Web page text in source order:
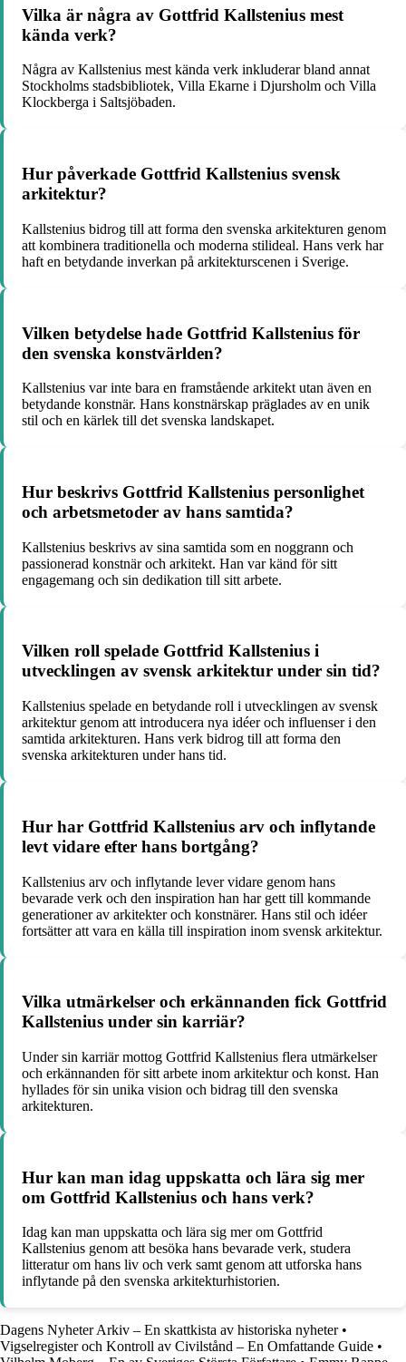
Vilka är några av Gottfrid Kallstenius mest
kända verk?
Några av Kallstenius mest kända verk inkluderar bland annat
Stockholms stadsbibliotek, Villa Ekarne i Djursholm och Villa
Klockberga i Saltsjöbaden.
Hur påverkade Gottfrid Kallstenius svensk
arkitektur?
Kallstenius bidrog till att forma den svenska arkitekturen genom
att kombinera traditionella och moderna stilideal. Hans verk har
haft en betydande inverkan på arkitekturscenen i Sverige.
Vilken betydelse hade Gottfrid Kallstenius för
den svenska konstvärlden?
Kallstenius var inte bara en framstående arkitekt utan även en
betydande konstnär. Hans konstnärskap präglades av en unik
stil och en kärlek till det svenska landskapet.
Hur beskrivs Gottfrid Kallstenius personlighet
och arbetsmetoder av hans samtida?
Kallstenius beskrivs av sina samtida som en noggrann och
passionerad konstnär och arkitekt. Han var känd för sitt
engagemang och sin dedikation till sitt arbete.
Vilken roll spelade Gottfrid Kallstenius i
utvecklingen av svensk arkitektur under sin tid?
Kallstenius spelade en betydande roll i utvecklingen av svensk
arkitektur genom att introducera nya idéer och influenser i den
samtida arkitekturen. Hans verk bidrog till att forma den
svenska arkitekturen under hans tid.
Hur har Gottfrid Kallstenius arv och inflytande
levt vidare efter hans bortgång?
Kallstenius arv och inflytande lever vidare genom hans
bevarade verk och den inspiration han har gett till kommande
generationer av arkitekter och konstnärer. Hans stil och idéer
fortsätter att vara en källa till inspiration inom svensk arkitektur.
Vilka utmärkelser och erkännanden fick Gottfrid
Kallstenius under sin karriär?
Under sin karriär mottog Gottfrid Kallstenius flera utmärkelser
och erkännanden för sitt arbete inom arkitektur och konst. Han
hyllades för sin unika vision och bidrag till den svenska
arkitekturen.
Hur kan man idag uppskatta och lära sig mer
om Gottfrid Kallstenius och hans verk?
Idag kan man uppskatta och lära sig mer om Gottfrid
Kallstenius genom att besöka hans bevarade verk, studera
litteratur om hans liv och verk samt genom att utforska hans
inflytande på den svenska arkitekturhistorien.
Dagens Nyheter Arkiv – En skattkista av historiska nyheter•
Vigselregister och Kontroll av Civilstånd – En Omfattande Guide •